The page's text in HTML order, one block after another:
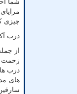
شما
چیزی
درب
از
زحمت
درب
های